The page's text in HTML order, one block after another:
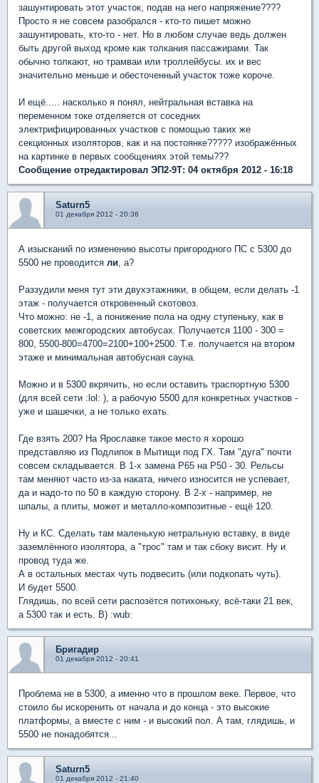
зашунтировать этот участок, подав на него напряжение????
Просто я не совсем разобрался - кто-то пишет можно
зашунтировать, кто-то - нет. Но в любом случае ведь должен
быть другой выход кроме как толкания пассажирами. Так
обычно толкают, но трамваи или троллейбусы. их и вес
значительно меньше и обесточенный участок тоже короче.
И ещё..... насколько я понял, нейтральная вставка на
переменном токе отделяется от соседних
электрифицированных участков с помощью таких же
секционных изоляторов, как и на постоянке????? изображённых
на картинке в первых сообщениях этой темы???
Сообщение отредактировал ЭП2-9Т: 04 октября 2012 - 16:18
Saturn5
01 декабря 2012 - 20:36
А изысканий по изменению высоты пригородного ПС с 5300 до
5500 не проводится ли , а?
Раззудили меня тут эти двухэтажники, в общем, если делать -1
этаж - получается откровенный скотовоз.
Что можно: не -1, а понижение пола на одну ступеньку, как в
советских межгородских автобусах. Получается 1100 - 300 =
800, 5500-800=4700=2100+100+2500. Т.е. получается на втором
этаже и минимальная автобусная сауна.
Можно и в 5300 вкрячить, но если оставить траспортную 5300
(для всей сети :lol: ), а рабочую 5500 для конкретных участков -
уже и шашечки, а не только ехать.
Где взять 200? На Ярославке такое место я хорошо
представляю из Подлипок в Мытищи под ГХ. Там "дуга" почти
совсем складывается. В 1-х замена Р65 на Р50 - 30. Рельсы
там меняют часто из-за наката, ничего износится не успевает,
да и надо-то по 50 в каждую сторону. В 2-х - например, не
шпалы, а плиты, может и металло-композитные - ещё 120.
Ну и КС. Сделать там маленькую нетральную вставку, в виде
заземлённого изолятора, а "трос" там и так сбоку висит. Ну и
провод туда же.
А в остальных местах чуть подвесить (или подкопать чуть).
И будет 5500.
Глядишь, по всей сети распозётся потихоньку, всё-таки 21 век,
а 5300 так и есть. B) :wub:
Бригадир
01 декабря 2012 - 20:41
Проблема не в 5300, а именно что в прошлом веке. Первое, что
стоило бы искоренить от начала и до конца - это высокие
платформы, а вместе с ним - и высокий пол. А там, глядишь, и
5500 не понадобятся...
Saturn5
01 декабря 2012 - 21:40